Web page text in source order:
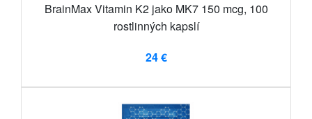
BrainMax Vitamin K2 jako MK7 150 mcg, 100
rostlinných kapslí
24 €